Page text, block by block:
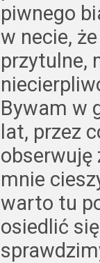
piwnego
w necie,
przytulne,
Bywam w
lat, przez
obserwuję
mnie
warto tu
osiedlić